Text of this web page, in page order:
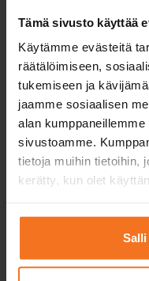
Tämä sivusto käyttää
Käytämme evästeitä
räätälöimiseen,
tukemiseen ja
jaamme sosiaalisen
alan
sivustoamme.
tietoja muihin tietoihin,
kerätty, kun olet
Salli
Mönkijä
ajoneuvoluokasta
kortin.
kortin.